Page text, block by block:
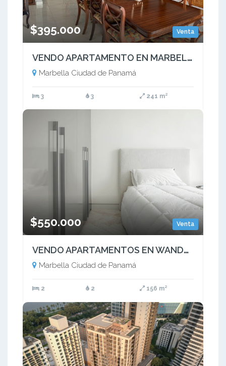
Venta
$395.000
VENDO APARTAMENTO EN MARBELLA PH COSTA DEL MAR ·(4)
Marbella Ciudad de Panamá
3 3 241 m²
Venta
$550.000
VENDO APARTAMENTOS EN WANDERS AND YOO EN MARBELLA BELLA VISTA 2R
Marbella Ciudad de Panamá
2 2 156 m²